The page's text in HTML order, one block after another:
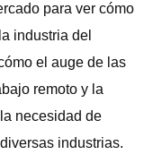
para ver cómo
industria del
el auge de las
remoto y la
necesidad de
industrias.